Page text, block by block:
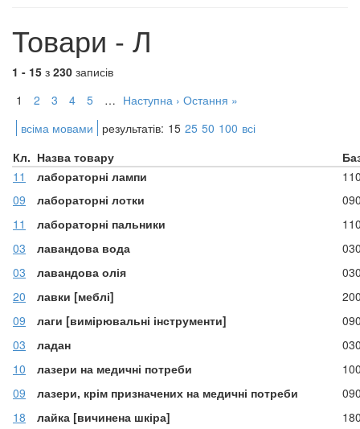
Товари - Л
1 - 15 з 230 записів
1
2 3 4 5 … Наступна › Остання »
всіма мовами
результатів: 15 25 50 100 всі
Кл. Назва товару
11
лабораторні лампи
09
лабораторні лотки
11
лабораторні пальники
03
лавандова вода
03
лавандова олія
20
лавки [меблі]
09
лаги [вимірювальні інструменти]
03
ладан
10
лазери на медичні потреби
09
лазери, крім призначених на медичні потреби
18
лайка [вичинена шкіра]